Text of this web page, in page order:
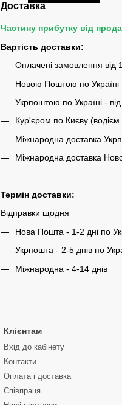
Доставка
Частину прибутку від
Вартість доставки:
Оплачені замовлення
Новою Поштою по Україні
Укрпоштою по Україні -
Кур'єром по Києву
Міжнародна доставка
Міжнародна доставка
Термін доставки:
Відправки щодня
Нова Пошта - 1-2 дні по
Укрпошта - 2-5 днів по
Міжнародна - 4-14 днів
Клієнтам
Вхід до кабінету
Контакти
Оплата і доставка
Співпраця